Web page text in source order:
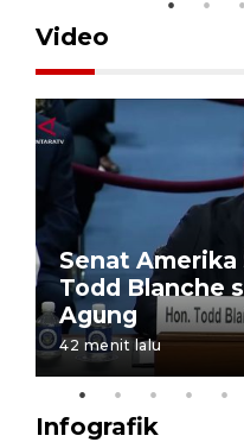
Video
Senat
Todd Blanche
Agung
42 menit lalu
Infografik